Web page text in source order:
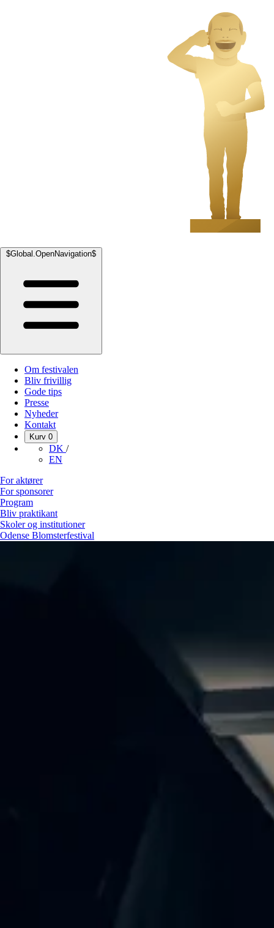
$Global.OpenNavigation$
Om festivalen
Bliv frivillig
Gode tips
Presse
Nyheder
Kontakt
Kurv 0
DK /
EN
For aktører
For sponsorer
Program
Bliv praktikant
Skoler og institutioner
Odense Blomsterfestival